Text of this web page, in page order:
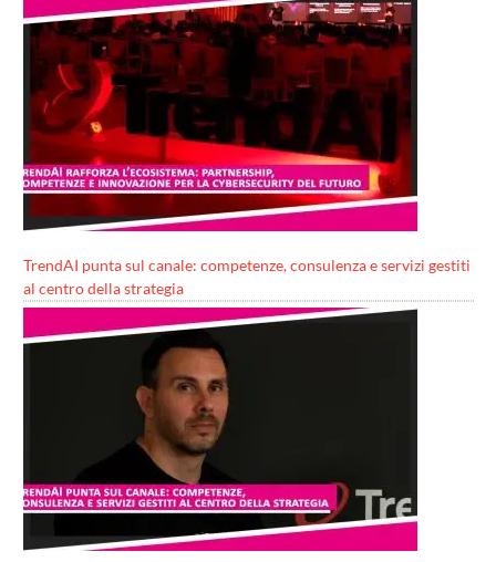
TrendAI punta sul canale: competenze, consulenza e servizi gestiti
al centro della strategia